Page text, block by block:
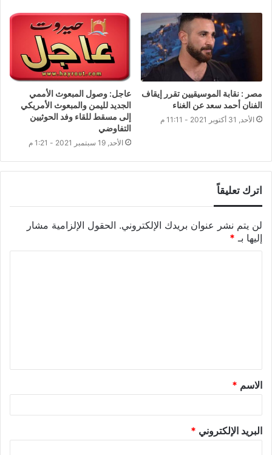
مصر : نقابة الموسيقيين تقرر إيقاف
الفنان أحمد سعد عن الغناء
الأحد, 31 أكتوبر 2021 - 11:11 م
عاجل: وصول المبعوث الأممي
⁧‫الجديد لليمن‬⁩ والمبعوث الأمريكي
إلى مسقط للقاء وفد الحوثيين
التفاوضي
الأحد, 19 سبتمبر 2021 - 1:21 م
اترك تعليقاً
لن يتم نشر عنوان بريدك الإلكتروني. الحقول الإلزامية مشار
إليها بـ *
الاسم *
البريد الإلكتروني *